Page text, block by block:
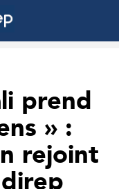
prend
» :
rejoint